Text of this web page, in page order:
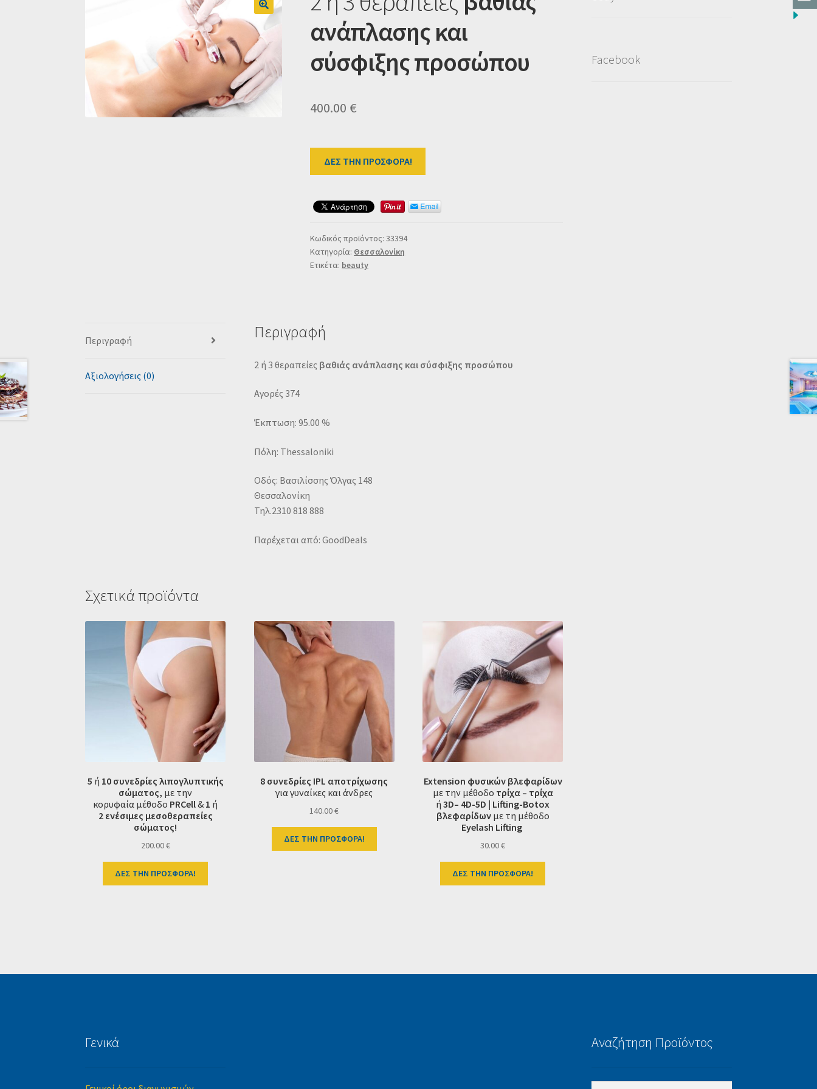
ανάπλασης και
σύσφιξης προσώπου
400.00 €
ΔΕΣ ΤΗΝ ΠΡΟΣΦΟΡΑ!
Κωδικός προϊόντος:33394
Κατηγορία: Θεσσαλονίκη
Ετικέτα: beauty
Περιγραφή
Αξιολογήσεις (0)
Περιγραφή
2 ή 3 θεραπείες βαθιάς ανάπλασης και σύσφιξης προσώπου
Αγορές 374
Έκπτωση: 95.00 %
Πόλη: Thessaloniki
Οδός: Βασιλίσσης Όλγας 148
Θεσσαλονίκη
Τηλ.2310 818 888
Παρέχεται από: GoodDeals
Σχετικά προϊόντα
5 ή 10 συνεδρίες λιπογλυπτικής
σώματος, με την
κορυφαία μέθοδο PRCell& 1 ή
2 ενέσιμες μεσοθεραπείες
σώματος!
200.00€
ΔΕΣ ΤΗΝ ΠΡΟΣΦΟΡΑ!
8 συνεδρίες IPL αποτρίχωσης
για γυναίκες και άνδρες
140.00€
ΔΕΣ ΤΗΝ ΠΡΟΣΦΟΡΑ!
Extension φυσικών βλεφαρίδων
με την μέθοδο τρίχα – τρίχα
ή3D– 4D-5D | Lifting-Botox
βλεφαρίδων με τη μέθοδο
Eyelash Lifting
30.00€
ΔΕΣ ΤΗΝ ΠΡΟΣΦΟΡΑ!
Facebook
Γενικά Αναζήτηση Προϊόντος